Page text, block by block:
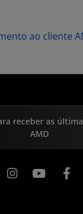
ao cliente
receber as
AMD
Instagram